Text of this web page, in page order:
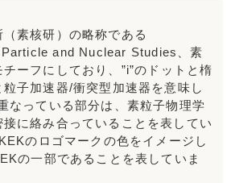
素核研）の略称である
and Nuclear Studies、素
ーフにしており、”i”のドットと楕
⼦加速器/衝突型加速器を意味し
なっている部分は、素粒⼦物理学
に絡み合っていることを表してい
のロゴマークの色をイメージし
の一部であることを表していま